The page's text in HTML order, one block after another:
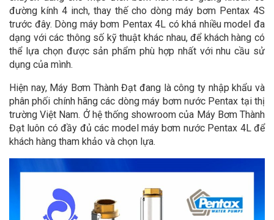
đường kính 4 inch, thay thế cho dòng máy bơm Pentax 4S
trước đây. Dòng máy bơm Pentax 4L có khá nhiều model đa
dạng với các thông số kỹ thuật khác nhau, để khách hàng có
thể lựa chọn được sản phẩm phù hợp nhất với nhu cầu sử
dụng của mình.
Hiện nay, Máy Bơm Thành Đạt đang là công ty nhập khẩu và
phân phối chính hãng các dòng máy bơm nước Pentax tại thị
trường Việt Nam. Ở hệ thống showroom của Máy Bơm Thành
Đạt luôn có đầy đủ các model máy bơm nước Pentax 4L để
khách hàng tham khảo và chọn lựa.